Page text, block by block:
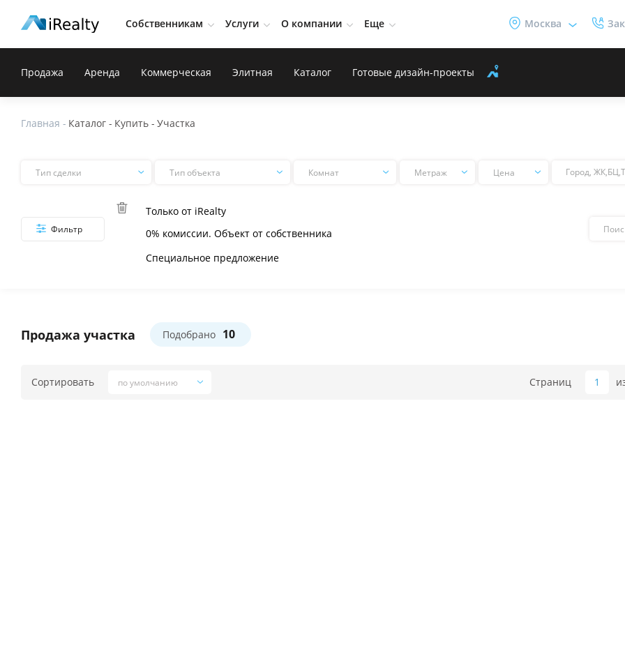
Собственникам Услуги О компании Еще Москва
Продажа Аренда Коммерческая Элитная Каталог Готовые дизайн-проекты
Главная - Каталог - Купить - Участка
участка
Тип
Тип сделки
Тип
Тип объекта Комнат Цена
Цена
Фильтр
Только от iRealty
0% комиссии. Объект от собственника
Специальное предложение
Продажа участка Подобрано 10
Сортировать по умолчанию Страниц 1